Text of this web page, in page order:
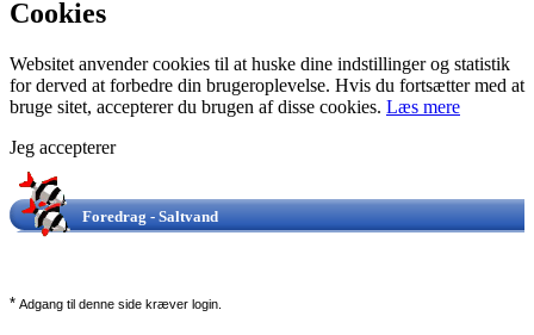
Cookies
Websitet anvender cookies til at huske dine indstillinger og statistik
for derved at forbedre din brugeroplevelse. Hvis du fortsætter med at
bruge sitet, accepterer du brugen af disse cookies. Læs mere
Jeg accepterer
Foredrag - Saltvand
* Adgang til denne side kræver login.